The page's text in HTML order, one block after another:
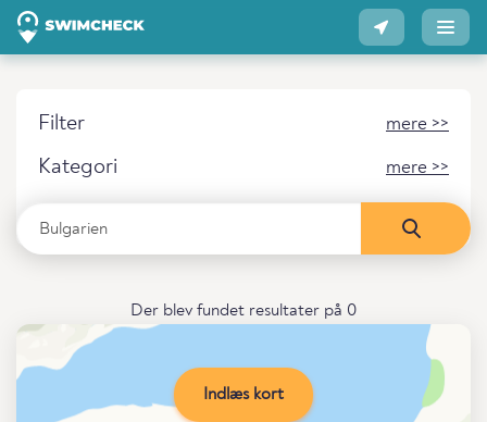
Filter mere >>
Kategori mere >>
Der blev fundet resultater på 0
Indlæs kort